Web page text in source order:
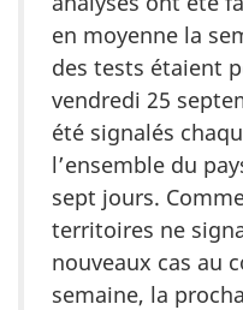
en moyenne la
des tests étaient
vendredi 25
été signalés
l’ensemble du
sept jours.
territoires ne
nouveaux cas au
semaine, la